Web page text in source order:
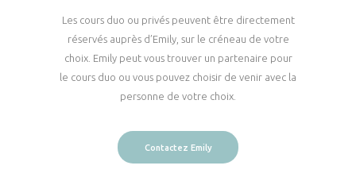
Les cours duo ou privés peuvent être directement
réservés auprès d’Emily, sur le créneau de votre
choix. Emily peut vous trouver un partenaire pour
le cours duo ou vous pouvez choisir de venir avec la
personne de votre choix.
Contactez Emily